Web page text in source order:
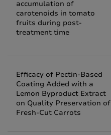
accumulation of
carotenoids in tomato
fruits during post‐
treatment time
Efficacy of Pectin-Based
Coating Added with a
Lemon Byproduct Extract
on Quality Preservation of
Fresh-Cut Carrots